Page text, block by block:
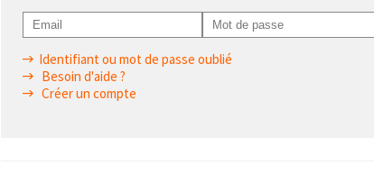
Identifiant ou mot de passe oublié
Besoin d'aide ?
Créer un compte